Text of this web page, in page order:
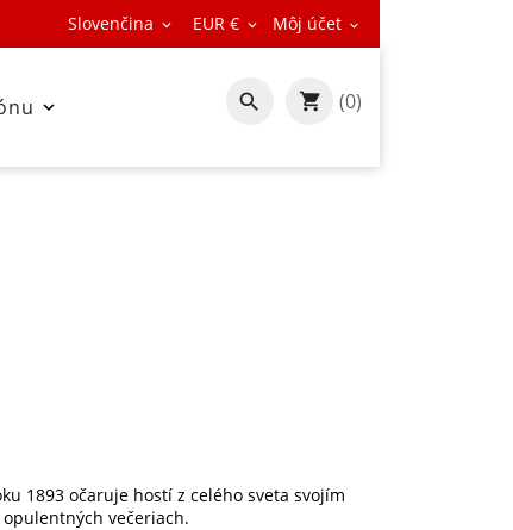
Slovenčina  EUR €  Môj účet 
  (0)
1893 očaruje hostí z celého sveta svojím
večeriach.